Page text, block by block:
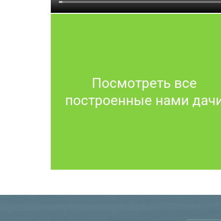
Посмотреть все
построенные нами